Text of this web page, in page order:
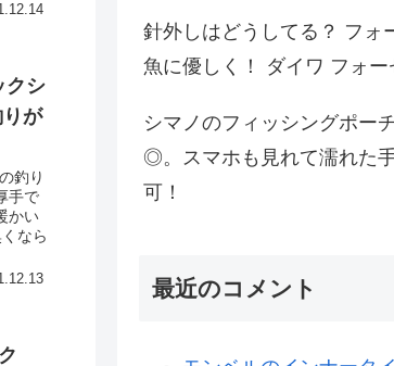
クシ
が
釣り
手で
かい
なら
針外しはどうしてる？ フォ
魚に優しく！ ダイワ フォー
シマノのフィッシングポー
◎。スマホも見れて濡れた
可！
最近のコメント